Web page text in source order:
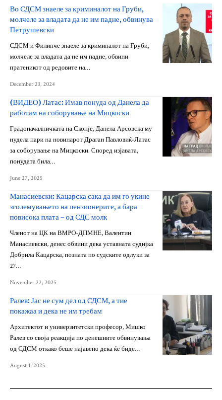
Во СДСМ знаеле за криминалот на Груби,
молчеле за владата да не им падне, обвинува
Петрушевски
СДСМ и Филипче знаеле за криминалот на Груби,
молчеле за владата да не им падне, обвини
пратеникот од редовите на…
December 23, 2024
(ВИДЕО) Латас: Имав понуда од Данела да
работам на соборување на Мицкоски
Градоначалничката на Скопје, Данела Арсовска му
нудела пари на новинарот Драган Павловиќ-Латас
за соборување на Мицкоски. Според изјавата,
понудата била…
June 27, 2025
Манасиевски: Кацарска сака да им го укине
зголемувањето на пензионерите, а бара
повисока плата – од СДС молк
Членот на ЦК на ВМРО-ДПМНЕ, Валентин
Манасиевски, денес обвини дека уставната судијка
Добрила Кацарска, позната по судските одлуки за
27…
November 22, 2025
Ралев: Јас не сум дел од СДСМ, а тие
покажаа и дека не им требам
Архитектот и универзитетски професор, Мишко
Ралев со своја реакција по денешните обвинувања
од СДСМ откако беше најавено дека ќе биде…
August 1, 2025